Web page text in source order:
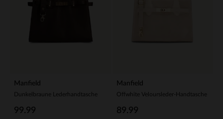
Manfield
Dunkelbraune Lederhandtasche
99.99
Manfield
Offwhite Veloursleder-Handtasche
89.99